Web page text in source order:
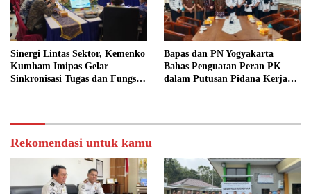
Sinergi Lintas Sektor, Kemenko
Kumham Imipas Gelar
Sinkronisasi Tugas dan Fungsi
Bapas dan PN Yogyakarta
Bahas Penguatan Peran PK
dalam Putusan Pidana Kerja
Rekomendasi untuk kamu